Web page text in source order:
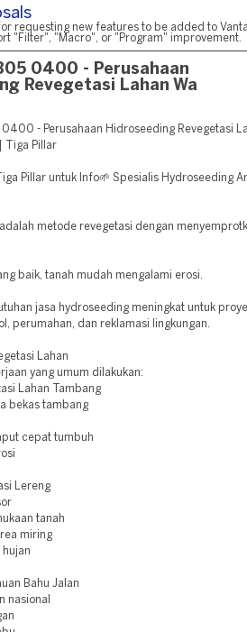
requesting new features to be added to
"Filter", "Macro", or "Program" improvement.
0400 - Perusahaan
Revegetasi Lahan Wa
0400 - Perusahaan Hidroseeding Revegetasi
Tiga Pillar
Pillar untuk Info🌱 Spesialis Hydroseeding
metode revegetasi dengan
baik, tanah mudah mengalami erosi.
jasa hydroseeding meningkat untuk
perumahan, dan reklamasi lingkungan.
Lahan
yang umum dilakukan:
Lahan Tambang
bekas tambang
cepat tumbuh
Lereng
tanah
miring
hujan
Bahu Jalan
nasional